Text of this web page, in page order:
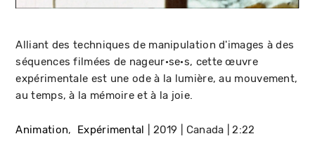
Alliant des techniques de manipulation d'images à des
séquences filmées de nageur·se·s, cette œuvre
expérimentale est une ode à la lumière, au mouvement,
au temps, à la mémoire et à la joie.
Animation Expérimental 2019 Canada 2:22